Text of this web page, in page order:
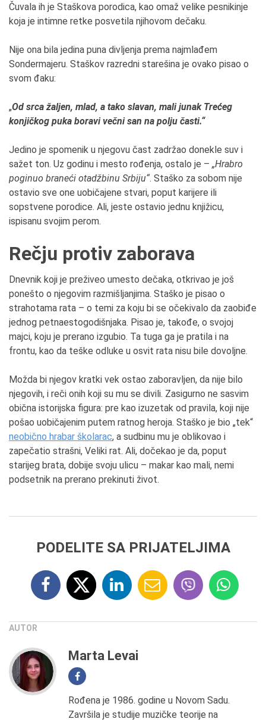
Čuvala ih je Staškova porodica, kao omaž velike pesnikinje
koja je intimne retke posvetila njihovom dečaku.
Nije ona bila jedina puna divljenja prema najmlađem
Sondermajeru. Staškov razredni starešina je ovako pisao o
svom đaku:
„Od srca žaljen, mlad, a tako slavan, mali junak Trećeg
konjičkog puka boravi večni san na polju časti.“
Jedino je spomenik u njegovu čast zadržao donekle suv i
sažet ton. Uz godinu i mesto rođenja, ostalo je – „Hrabro
poginuo braneći otadžbinu Srbiju“. Staško za sobom nije
ostavio sve one uobičajene stvari, poput karijere ili
sopstvene porodice. Ali, jeste ostavio jednu knjižicu,
ispisanu svojim perom.
Rečju protiv zaborava
Dnevnik koji je preživeo umesto dečaka, otkrivao je još
ponešto o njegovim razmišljanjima. Staško je pisao o
strahotama rata – o temi za koju bi se očekivalo da zaobiđe
jednog petnaestogodišnjaka. Pisao je, takođe, o svojoj
majci, koju je prerano izgubio. Ta tuga ga je pratila i na
frontu, kao da teške odluke u osvit rata nisu bile dovoljne.
Možda bi njegov kratki vek ostao zaboravljen, da nije bilo
njegovih, i reči onih koji su mu se divili. Zasigurno ne sasvim
obična istorijska figura: pre kao izuzetak od pravila, koji nije
pošao uobičajenim putem ratnog heroja. Staško je bio „tek“
neobično hrabar školarac, a sudbinu mu je oblikovao i
zapečatio strašni, Veliki rat. Ali, dočekao je da, poput
starijeg brata, dobije svoju ulicu – makar kao mali, nemi
podsetnik na prerano prekinuti život.
PODELITE SA PRIJATELJIMA
AUTOR
Marta Levai
Rođena je 1986. godine u Novom Sadu.
Završila je studije muzičke teorije na